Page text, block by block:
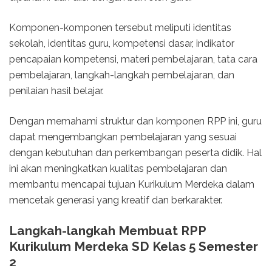
Komponen-komponen tersebut meliputi identitas
sekolah, identitas guru, kompetensi dasar, indikator
pencapaian kompetensi, materi pembelajaran, tata cara
pembelajaran, langkah-langkah pembelajaran, dan
penilaian hasil belajar.
Dengan memahami struktur dan komponen RPP ini, guru
dapat mengembangkan pembelajaran yang sesuai
dengan kebutuhan dan perkembangan peserta didik. Hal
ini akan meningkatkan kualitas pembelajaran dan
membantu mencapai tujuan Kurikulum Merdeka dalam
mencetak generasi yang kreatif dan berkarakter.
Langkah-langkah Membuat RPP
Kurikulum Merdeka SD Kelas 5 Semester
2